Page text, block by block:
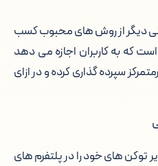
دیگر از روش های محبوب کسب
که به کاربران اجازه می دهد
سپرده گذاری کرده و در ازای
توکن های خود را در پلتفرم های